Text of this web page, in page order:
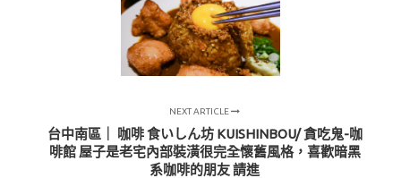
NEXT ARTICLE
台中南區｜ 咖啡 食いしん坊 KUISHINBOU/ 貪吃鬼-咖
啡館 屋子是老宅內部裝潢很完全懷舊風格，喜歡暗黑
系咖啡的朋友 請進